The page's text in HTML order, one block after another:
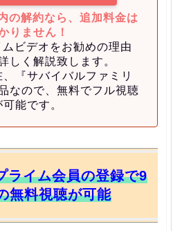
の解約なら、追加料金は
りません！
ビデオをお勧めの理由
しく解説致します。
『サバイバルファミリ
なので、無料でフル視聴
可能です。
ライム会員の登録で9
無料視聴が可能